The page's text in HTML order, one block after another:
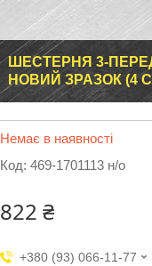
ШЕСТЕРНЯ 3-
НОВИЙ ЗРАЗОК (4
Немає в наявності
Код: 469-1701113 н/о
822 ₴
+380 (93) 066-11-77